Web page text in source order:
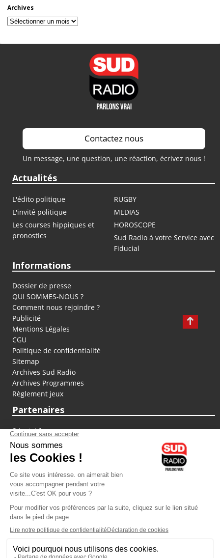
Archives
Archives
Contactez nous
Un message, une question, une réaction, écrivez nous !
Actualités
L'édito politique
RUGBY
L'invité politique
MEDIAS
Les courses hippiques et
pronostics
HOROSCOPE
Sud Radio à votre Service avec
Fiducial
Informations
Dossier de presse
QUI SOMMES-NOUS ?
Comment nous rejoindre ?
Publicité
Mentions Légales
CGU
Politique de confidentialité
Sitemap
Archives Sud Radio
Archives Programmes
Règlement jeux
Partenaires
fiducial.fr
lyoncapitale.fr
olympique-et-lyonnais.com
L'application Iphone / Android
Téléchargez l'application
Les cookies
Gestion des cookies